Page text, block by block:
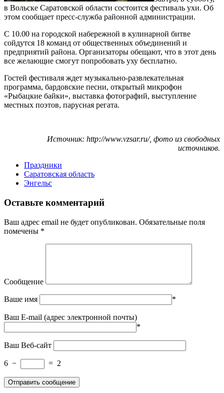
в Вольске Саратовской области состоится фестиваль ухи. Об
этом сообщает пресс-служба районной администрации.
С 10.00 на городской набережной в кулинарной битве
сойдутся 18 команд от общественных объединений и
предприятий района. Организаторы обещают, что в этот день
все желающие смогут попробовать уху бесплатно.
Гостей фестиваля ждет музыкально-развлекательная
программа, бардовские песни, открытый микрофон
«Рыбацкие байки», выставка фотографий, выступление
местных поэтов, парусная регата.
Источник: http://www.vzsar.ru/, фото из свободных
источников.
Праздники
Саратовская область
Энгельс
Оставьте комментарий
Ваш адрес email не будет опубликован. Обязательные поля
помечены *
Сообщение
Ваше имя *
Ваш E-mail (адрес электронной почты)
*
Ваш Веб-сайт
6 − = 2